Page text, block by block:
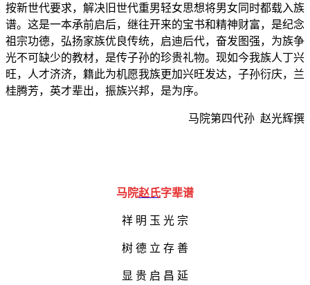
按新世代要求，解决旧世代重男轻女思想将男女同时都载入族
谱。这是一本承前启后，继往开来的宝书和精神财富，是纪念
祖宗功德，弘扬家族优良传统，启迪后代，奋发图强，为族争
光不可缺少的教材，是传子孙的珍贵礼物。现如今我族人丁兴
旺，人才济济，籍此为机愿我族更加兴旺发达，子孙衍庆，兰
桂腾芳，英才辈出，振族兴邦，是为序。
马院第四代孙 赵光辉撰
马院赵氏字辈谱
祥 明 玉 光 宗
树 德 立 存 善
显 贵 启 昌 延